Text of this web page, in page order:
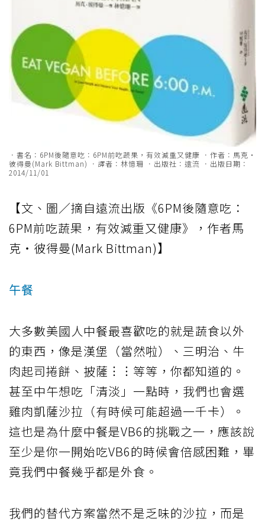
．書名：6PM後隨意吃：6PM前吃蔬果，有效減重又健康 ．作者：馬克‧
彼得曼(Mark Bittman) ．譯者：林憶珊 ．出版社：遠流 ．出版日期：
2014/11/01
【文、圖／摘自遠流出版《6PM後隨意吃：
6PM前吃蔬果，有效減重又健康》，作者馬
克‧彼得曼(Mark Bittman)】
午餐
大多數美國人中餐最喜歡吃的就是蔬食以外
的東西，像是漢堡（當然啦）、三明治、牛
肉起司捲餅、披薩︙︙等等，你都知道的。
甚至中午想吃「清淡」一點時，我們也會選
雞肉凱薩沙拉（有時候可能超過一千卡）。
這也是為什麼中餐是VB6的挑戰之一，應該說
至少是你一開始吃VB6的時候會倍感困難，畢
竟我們中餐幾乎都是外食。
我們的替代方案當然不是乏味的沙拉，而是